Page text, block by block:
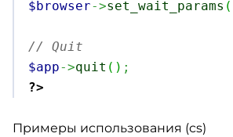
$browser->set_wait_params (
// Quit
$app->quit ( ) ;
?>
Примеры использования (cs)